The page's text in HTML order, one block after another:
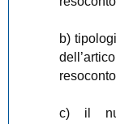
b)
c) il